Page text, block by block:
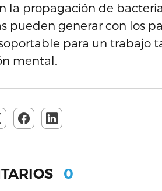
la propagación de
pueden generar con los
para un trabajo
mental.
0